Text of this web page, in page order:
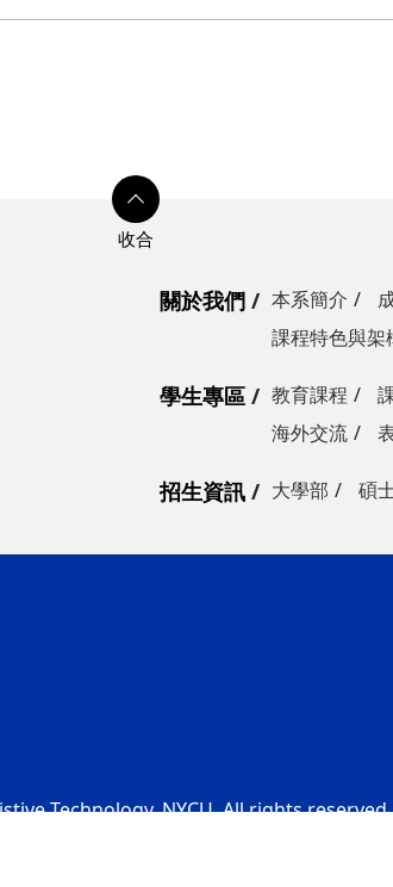
關於我們 本系簡介
課程特色與架
學生專區 教育課程
海外交流
招生資訊 大學部 碩
Technology, NYCU. All rights reserved.